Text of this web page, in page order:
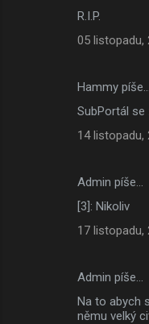
R.I.P.
05 listopadu,
Hammy píše…
SubPortál
14 listopadu,
Admin píše…
[3]: Nikoliv
17 listopadu,
Admin píše…
Na to abych
němu velký